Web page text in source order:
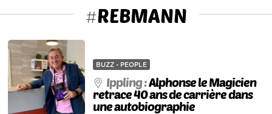
#REBMANN
BUZZ - PEOPLE
Ippling :Alphonse le Magicien
retrace 40 ans de carrière dans
une autobiographie